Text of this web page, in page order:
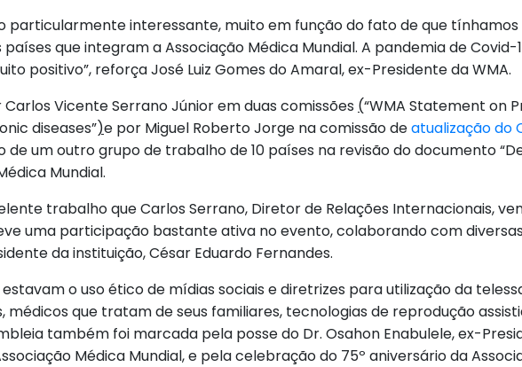
particularmente interessante, muito em função do fato de que
que integram a Associação Médica Mundial. A pandemia de
positivo”, reforça José Luiz Gomes do Amaral, ex-Presidente da WMA.
Vicente Serrano Júnior em duas comissões (“WMA Statement on
diseases”)e por Miguel Roberto Jorge na comissão deatualização do
um outro grupo de trabalho de 10 países na revisão do documento
Mundial.
trabalho que Carlos Serrano, Diretor de Relações Internacionais,
uma participação bastante ativa no evento, colaborando com
da instituição, César Eduardo Fernandes.
o uso ético de mídias sociais e diretrizes para utilização da
médicos que tratam de seus familiares, tecnologias de reprodução
também foi marcada pela posse do Dr. Osahon Enabulele, ex-
Médica Mundial, e pela celebração do 75º aniversário da